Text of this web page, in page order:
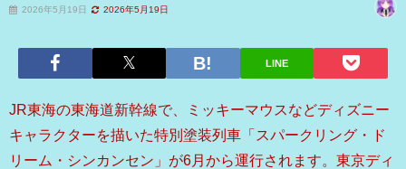
2026年5月19日 2026年5月19日
LINE
JR東海の東海道新幹線で、ミッキーマウスなどディズニー
キャラクターを描いた特別塗装列車「スパークリング・ド
リーム・シンカンセン」が6月から運行されます。東京ディ